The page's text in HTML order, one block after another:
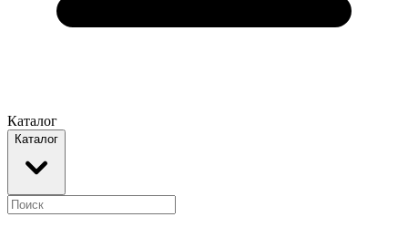
Каталог
Каталог